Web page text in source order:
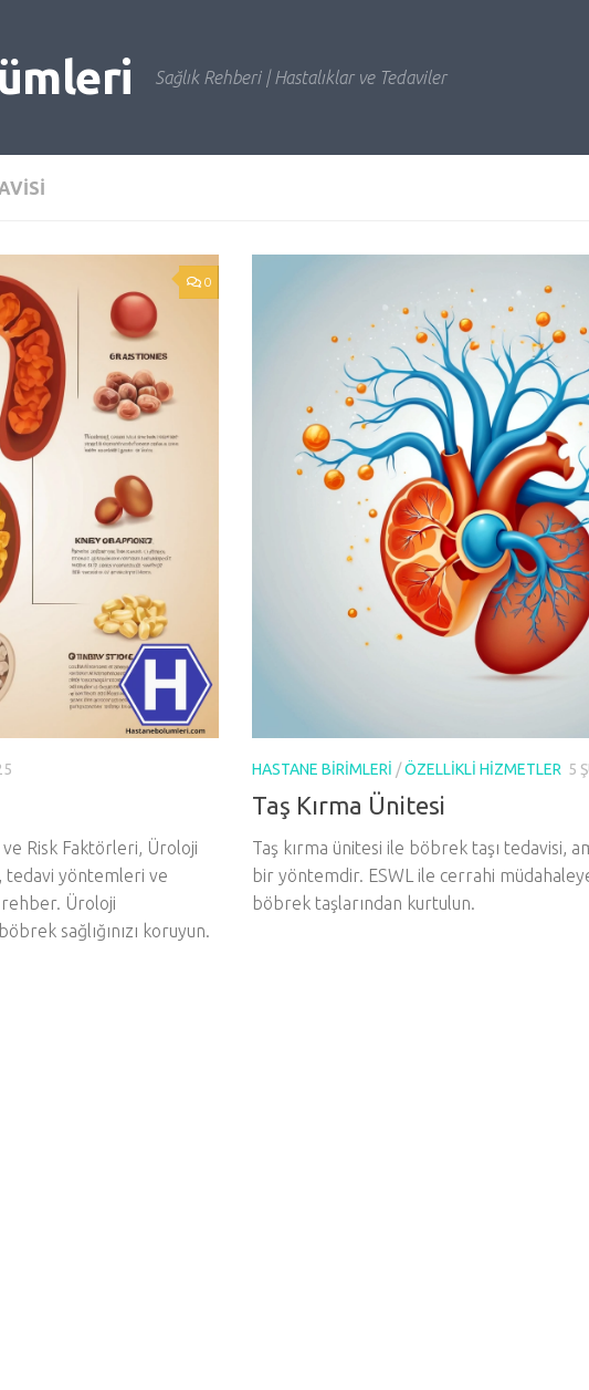
Sağlık Rehberi | Hastalıklar ve Tedaviler
0
Risk Faktörleri, Üroloji
tedavi yöntemleri ve
rehber. Üroloji
sağlığınızı koruyun.
HASTANE BIRIMLERI /ÖZELLIKLI HIZMETLER 5
Taş Kırma Ünitesi
Taş kırma ünitesi ile böbrek taşı tedavisi,
bir yöntemdir. ESWL ile cerrahi
böbrek taşlarından kurtulun.